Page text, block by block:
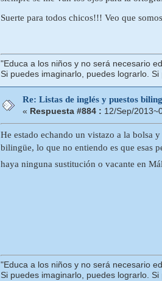
Suerte para todos chicos!!! Veo que
"Educa a los niños y no será necesario
Si puedes imaginarlo, puedes lograrlo.
Re: Listas de inglés y puestos
« Respuesta #884 : 12/Sep/
He estado echando un vistazo a la bolsa
bilingüe, lo que no entiendo es que esas
haya ninguna sustitución o vacante en
"Educa a los niños y no será necesario
Si puedes imaginarlo, puedes lograrlo.